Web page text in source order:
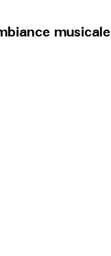
musicale